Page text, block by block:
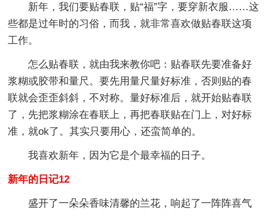
新年，我们要贴春联，贴“福”字，要穿新衣服……这
些都是过年时的习俗，而我，就非常喜欢做贴春联这项
工作。
怎么贴春联，就由我来教你吧：贴春联先要准备好
浆糊或胶带和量尺。要先用量尺量好标准，否则贴的春
联就会歪歪斜斜，不对称。量好标准后，就开始贴春联
了，先把浆糊涂在春联上，再把春联贴在门上，对好标
准，就ok了。其实只要用心，还蛮简单的。
我喜欢新年，因为它是个最幸福的日子。
新年的日记12
盛开了一朵朵香味清馨的兰花，响起了一阵阵喜气